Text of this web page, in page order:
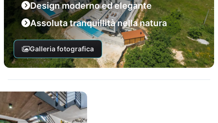
Design moderno ed elegante
Assoluta tranquillità nella natura
Galleria fotografica